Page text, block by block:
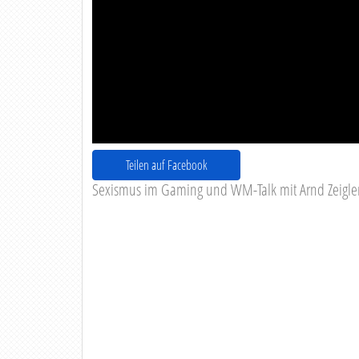
Teilen auf Facebook
Sexismus im Gaming und WM-Talk mit Arnd